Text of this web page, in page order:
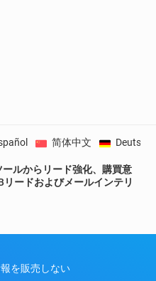
ルからリード強化、購買意
ードおよびメールインテリ
简体中文 Deutsch
を販売しない